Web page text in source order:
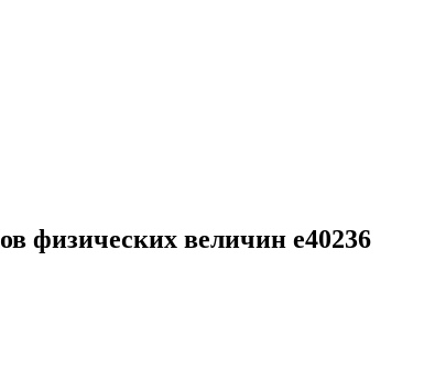
физических величин e40236